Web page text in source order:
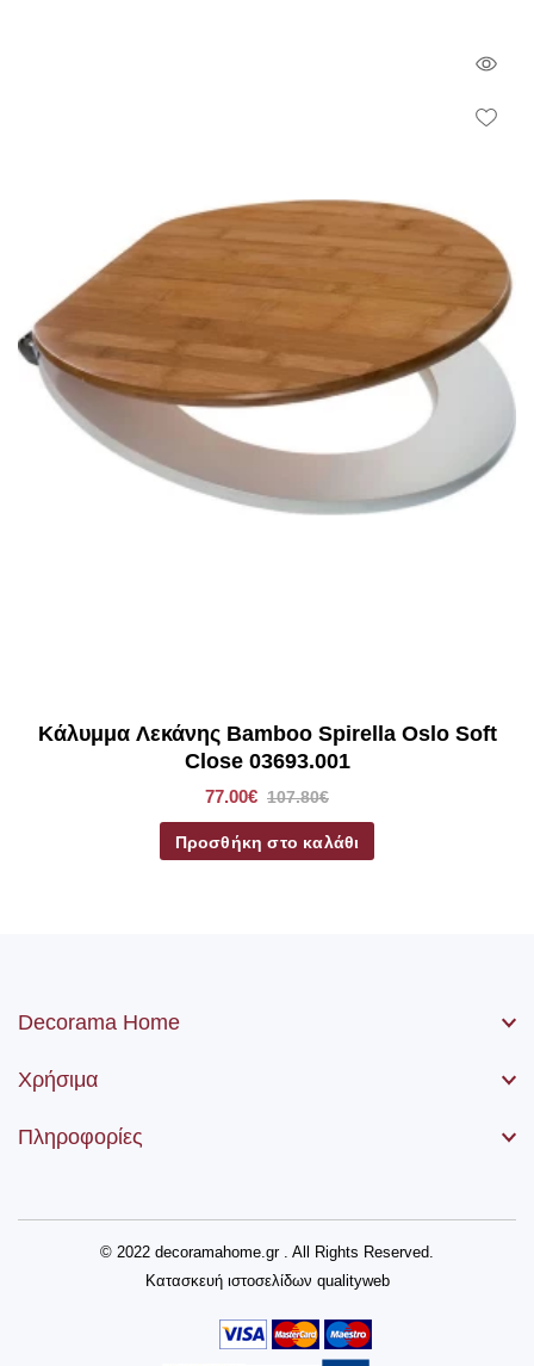
Κάλυμμα Λεκάνης Bamboo Spirella Oslo Soft
Close 03693.001
77.00€ 107.80€
Προσθήκη στο καλάθι
Decorama Home
Χρήσιμα
Πληροφορίες
© 2022 decoramahome.gr . All Rights Reserved.
Κατασκευή ιστοσελίδων qualityweb